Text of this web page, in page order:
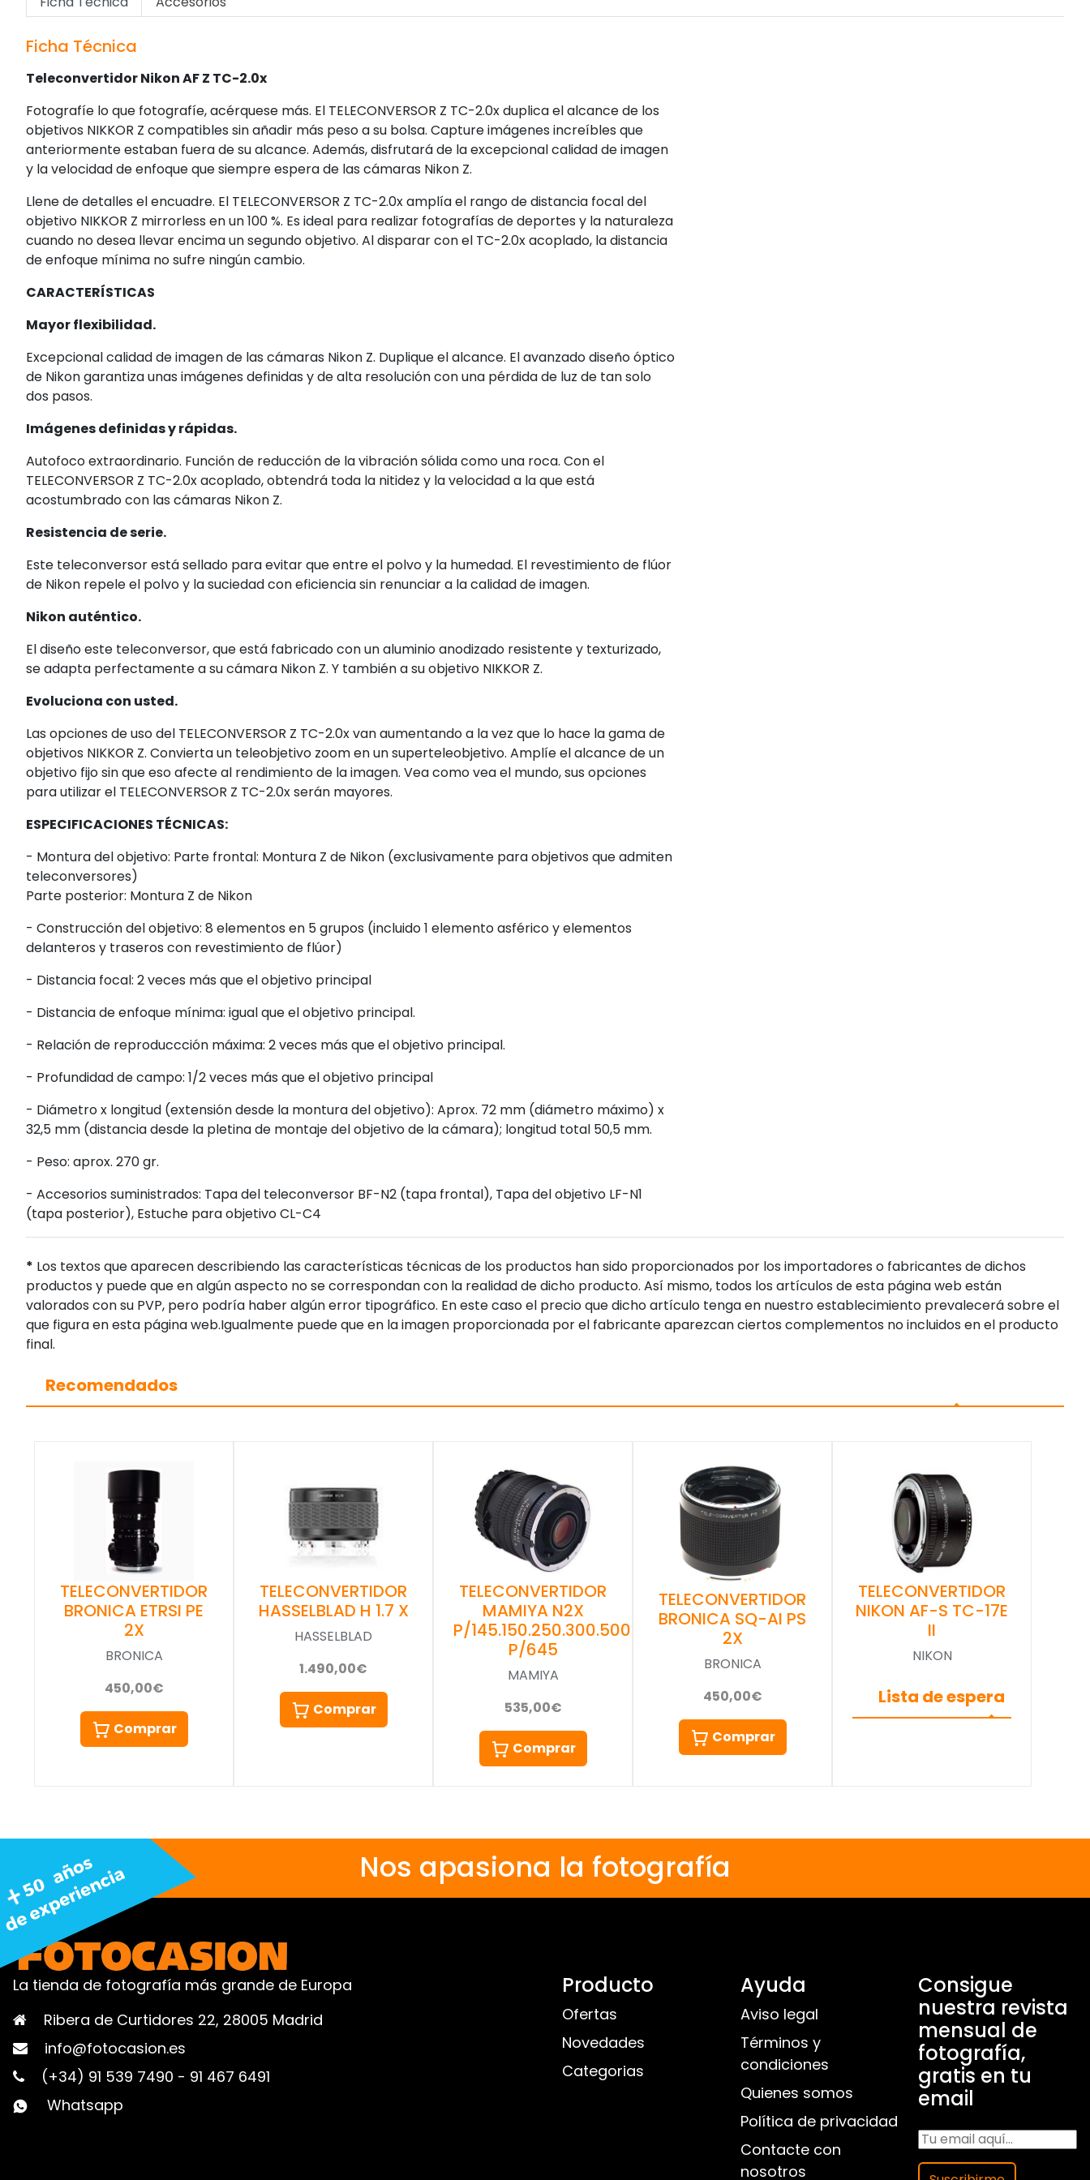
Ficha Técnica
Teleconvertidor Nikon AF Z TC-2.0x
Fotografíe lo que fotografíe, acérquese más. El TELECONVERSOR Z TC-2.0x duplica el alcance de los
objetivos NIKKOR Z compatibles sin añadir más peso a su bolsa. Capture imágenes increíbles que
anteriormente estaban fuera de su alcance. Además, disfrutará de la excepcional calidad de imagen
y la velocidad de enfoque que siempre espera de las cámaras Nikon Z.
Llene de detalles el encuadre. El TELECONVERSOR Z TC-2.0x amplía el rango de distancia focal del
objetivo NIKKOR Z mirrorless en un 100 %. Es ideal para realizar fotografías de deportes y la naturaleza
cuando no desea llevar encima un segundo objetivo. Al disparar con el TC-2.0x acoplado, la distancia
de enfoque mínima no sufre ningún cambio.
CARACTERÍSTICAS
Mayor flexibilidad.
Excepcional calidad de imagen de las cámaras Nikon Z. Duplique el alcance. El avanzado diseño óptico
de Nikon garantiza unas imágenes definidas y de alta resolución con una pérdida de luz de tan solo
dos pasos.
Imágenes definidas y rápidas.
Autofoco extraordinario. Función de reducción de la vibración sólida como una roca. Con el
TELECONVERSOR Z TC-2.0x acoplado, obtendrá toda la nitidez y la velocidad a la que está
acostumbrado con las cámaras Nikon Z.
Resistencia de serie.
Este teleconversor está sellado para evitar que entre el polvo y la humedad. El revestimiento de flúor
de Nikon repele el polvo y la suciedad con eficiencia sin renunciar a la calidad de imagen.
Nikon auténtico.
El diseño este teleconversor, que está fabricado con un aluminio anodizado resistente y texturizado,
se adapta perfectamente a su cámara Nikon Z. Y también a su objetivo NIKKOR Z.
Evoluciona con usted.
Las opciones de uso del TELECONVERSOR Z TC-2.0x van aumentando a la vez que lo hace la gama de
objetivos NIKKOR Z. Convierta un teleobjetivo zoom en un superteleobjetivo. Amplíe el alcance de un
objetivo fijo sin que eso afecte al rendimiento de la imagen. Vea como vea el mundo, sus opciones
para utilizar el TELECONVERSOR Z TC-2.0x serán mayores.
ESPECIFICACIONES TÉCNICAS:
- Montura del objetivo: Parte frontal: Montura Z de Nikon (exclusivamente para objetivos que admiten
teleconversores)
Parte posterior: Montura Z de Nikon
- Construcción del objetivo: 8 elementos en 5 grupos (incluido 1 elemento asférico y elementos
delanteros y traseros con revestimiento de flúor)
- Distancia focal: 2 veces más que el objetivo principal
- Distancia de enfoque mínima: igual que el objetivo principal.
- Relación de reproduccción máxima: 2 veces más que el objetivo principal.
- Profundidad de campo: 1/2 veces más que el objetivo principal
- Diámetro x longitud (extensión desde la montura del objetivo): Aprox. 72 mm (diámetro máximo) x
32,5 mm (distancia desde la pletina de montaje del objetivo de la cámara); longitud total 50,5 mm.
- Peso: aprox. 270 gr.
- Accesorios suministrados: Tapa del teleconversor BF-N2 (tapa frontal), Tapa del objetivo LF-N1
(tapa posterior), Estuche para objetivo CL-C4
* Los textos que aparecen describiendo las características técnicas de los productos han sido proporcionados por los importadores o fabricantes de dichos
productos y puede que en algún aspecto no se correspondan con la realidad de dicho producto. Así mismo, todos los artículos de esta página web están
valorados con su PVP, pero podría haber algún error tipográfico. En este caso el precio que dicho artículo tenga en nuestro establecimiento prevalecerá sobre el
que figura en esta página web.Igualmente puede que en la imagen proporcionada por el fabricante aparezcan ciertos complementos no incluidos en el producto
final.
Recomendados
TELECONVERTIDOR
BRONICA ETRSI PE
2X
BRONICA
450,00€
Comprar
TELECONVERTIDOR
HASSELBLAD H 1.7 X
HASSELBLAD
1.490,00€
Comprar
TELECONVERTIDOR
MAMIYA N2X
P/145.150.250.300.500
P/645
MAMIYA
535,00€
Comprar
TELECONVERTIDOR
BRONICA SQ-AI PS
2X
BRONICA
450,00€
Comprar
TELECONVERTIDOR
NIKON AF-S TC-17E
II
NIKON
Lista de espera
Nos apasiona la fotografía
La tienda de fotografía más grande de Europa
Ribera de Curtidores 22, 28005 Madrid
info@fotocasion.es
(+34) 91 539 7490 - 91 467 6491
Whatsapp
Producto
Ofertas
Novedades
Categorias
Ayuda
Aviso legal
Términos y
condiciones
Quienes somos
Política de privacidad
Contacte con
nosotros
Consigue
nuestra revista
mensual de
fotografía,
gratis en tu
email